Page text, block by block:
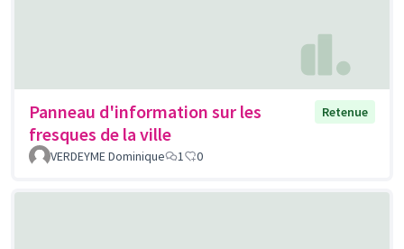
Panneau d'information sur les
fresques de la ville
Retenue
VERDEYME Dominique 1 0